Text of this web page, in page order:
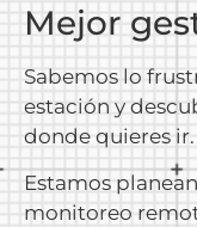
Mejor
Sabemos lo
estación y
donde quieres ir.
Estamos
monitoreo